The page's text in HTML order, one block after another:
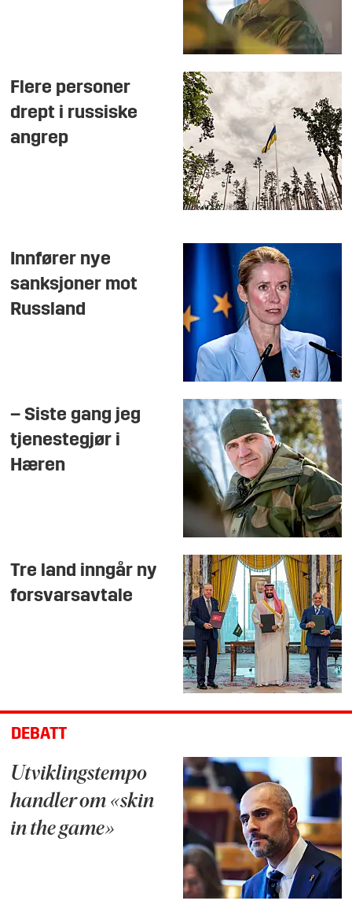
Flere personer
drept i russiske
angrep
Innfører nye
sanksjoner mot
Russland
– Siste gang jeg
tjenestegjør i
Hæren
Tre land inngår ny
forsvarsavtale
DEBATT
Utviklingstempo
handler om «skin
in the game»